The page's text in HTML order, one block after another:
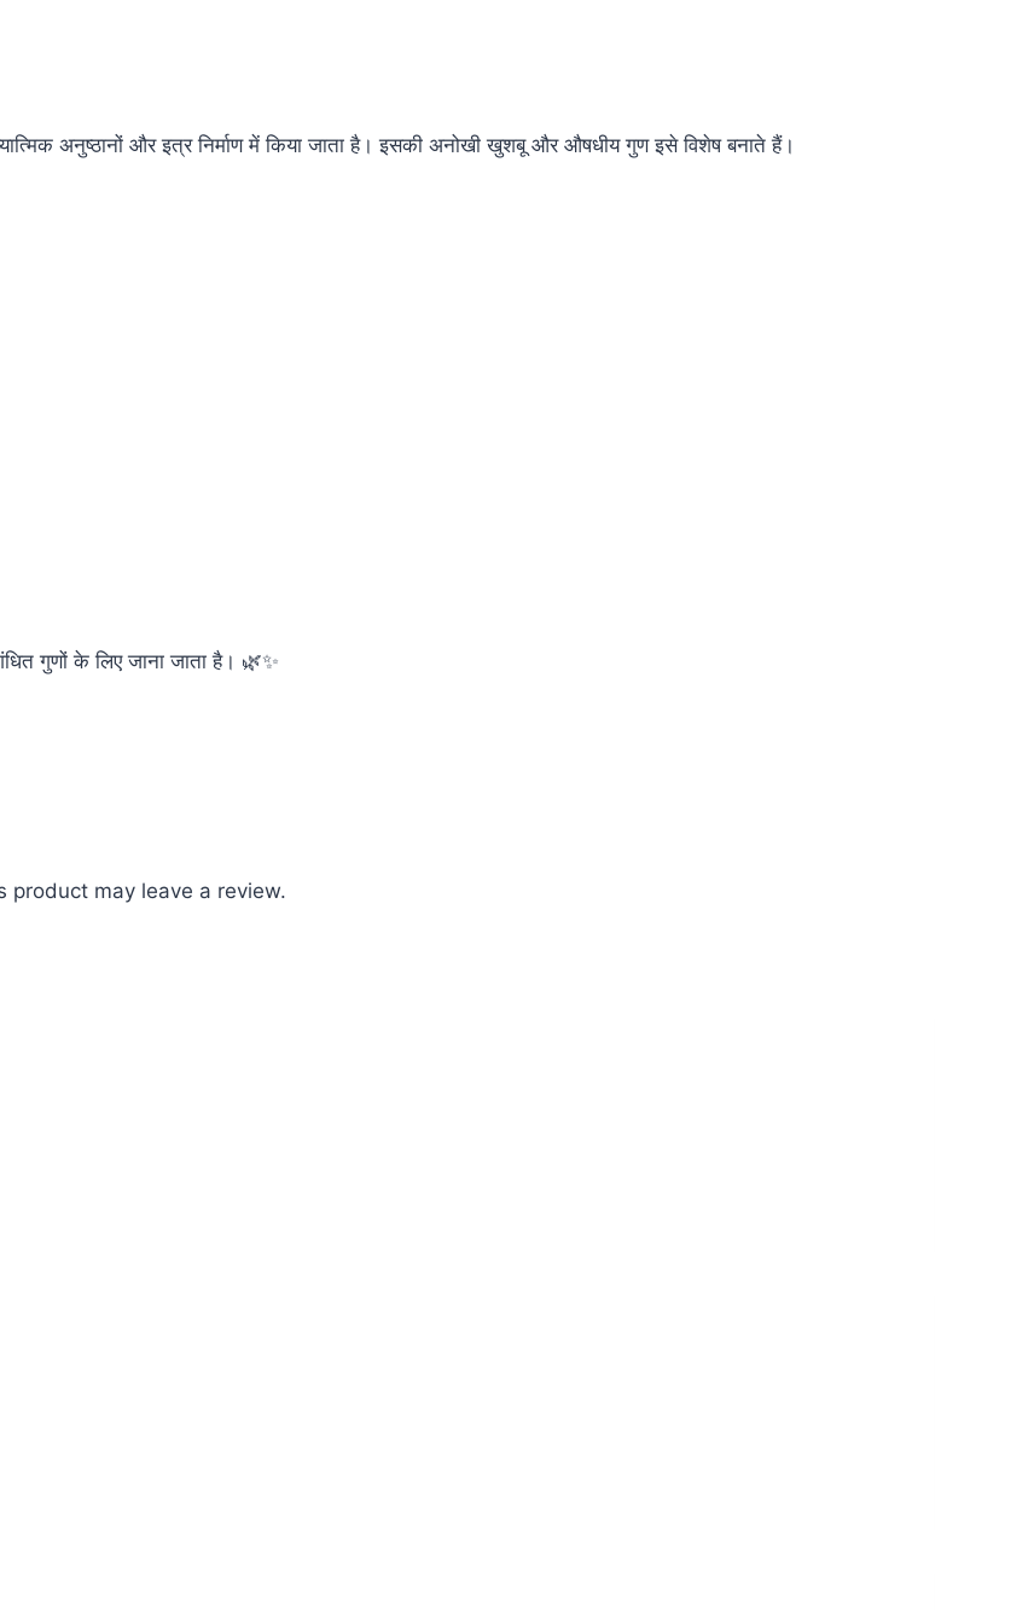
अनुष्ठानों और इत्र निर्माण में किया जाता है। इसकी अनोखी खुशबू और औषधीय गुण इसे विशेष बनाते हैं।
गुणों के लिए जाना जाता है। 🌿✨
product may leave a review.